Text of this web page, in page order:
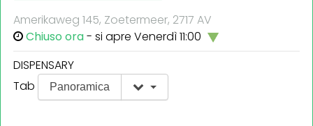
Amerikaweg 145, Zoetermeer, 2717 AV
Chiuso ora- si apre Venerdì 11:00
DISPENSARY
Tab
Panoramica